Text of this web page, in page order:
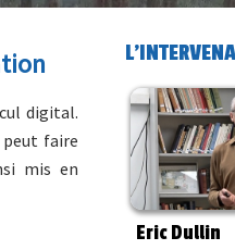
digital.
faire
mis en
Eric Dullin